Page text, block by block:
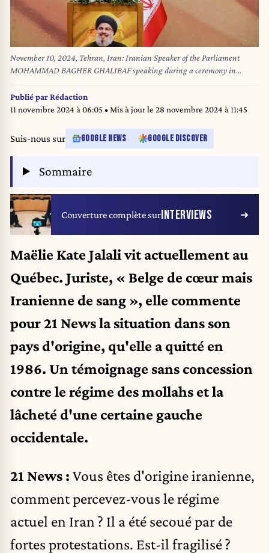
November 10, 2024, Tehran, Iran: Iranian Speaker of the Parliament
MOHAMMAD BAGHER GHALIBAF speaking during a ceremony in
tribute to slain Hezbollah leader Hasan Nasrallah in Tehran. (Credit
Image: © Icana News Agency via ZUMA Press Wire)
Publié parRédaction
11 novembre 2024 à 06:05 • Mis à jour le 28 novembre 2024 à 11:45
Suis-nous sur GOOGLE NEWS GOOGLE DISCOVER
Sommaire
Couverture complète surINTERVIEWS
Maëlie Kate Jalalivit actuellement au
Québec. Juriste, « Belge de cœur mais
Iranienne de sang », elle commente
pour 21 News la situation dans son
pays d'origine, qu'elle a quitté en
1986. Un témoignage sans concession
contre le régime des mollahs et la
lâcheté d'une certaine gauche
occidentale.
21 News : Vous êtes d'origine iranienne,
comment percevez-vous le régime
actuel en Iran ? Il a été secoué par de
fortes protestations. Est-il fragilisé ?